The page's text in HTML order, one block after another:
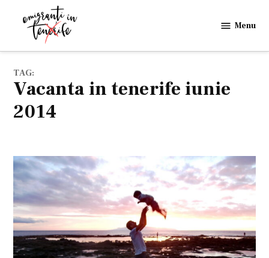
in
Menu
TAG:
vacanta in tenerife iunie
2014